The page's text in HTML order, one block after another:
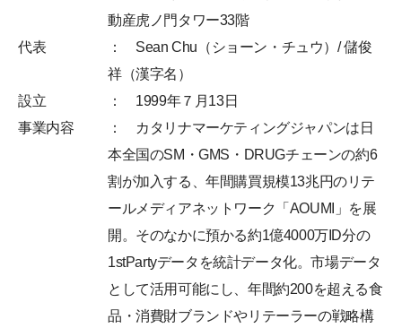
動産虎ノ門タワー33階
代表
： Sean Chu（ショーン・チュウ）/ 儲󠄀俊
祥（漢字名）
設立
： 1999年７月13日
事業内容
： カタリナマーケティングジャパンは日
本全国のSM・GMS・DRUGチェーンの約6
割が加入する、年間購買規模13兆円のリテ
ールメディアネットワーク「AOUMI」を展
開。そのなかに預かる約1億4000万ID分の
1stPartyデータを統計データ化。市場データ
として活用可能にし、年間約200を超える食
品・消費財ブランドやリテーラーの戦略構